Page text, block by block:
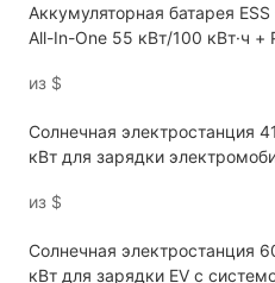
Аккумуляторная батарея ESS
All-In-One 55 кВт/100 кВт·ч +
из $
Солнечная электростанция
кВт для зарядки
батареи высокая
кВт
из $
Солнечная электростанция
кВт для зарядки EV с